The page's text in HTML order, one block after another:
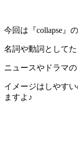
今回は『collapse』
名詞や動詞として
ニュースやドラマ
イメージはしやす
ますよ♪